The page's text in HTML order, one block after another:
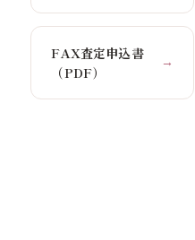
FAX査定申込書
（PDF）
→